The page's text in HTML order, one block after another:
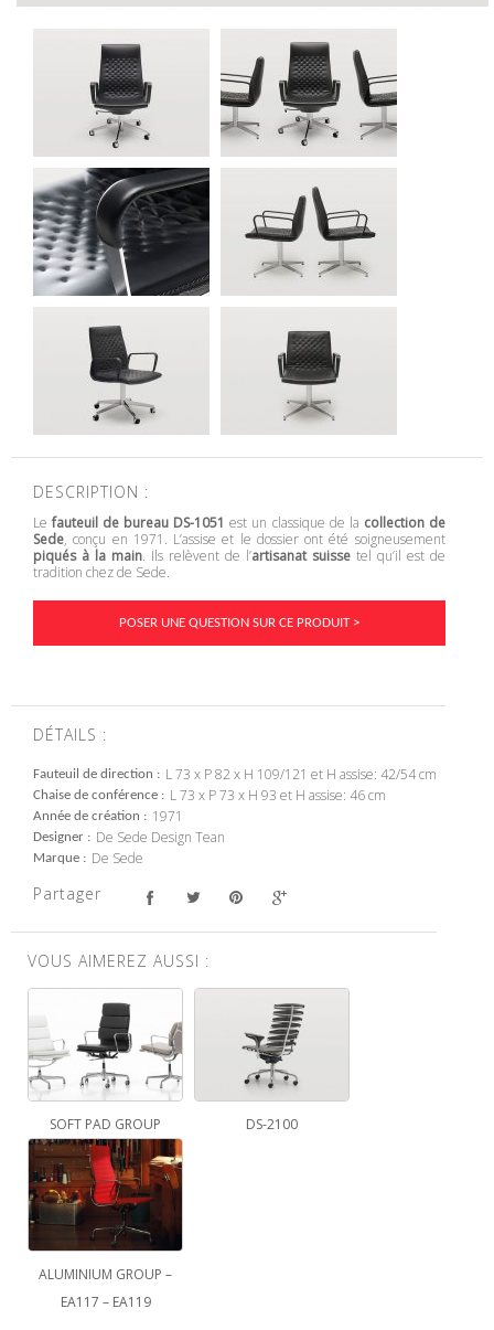
DESCRIPTION :
Lefauteuil de bureau DS-1051 est un classique de la collection de
Sede, conçu en 1971. L’assise et le dossier ont été soigneusement
piqués à la main. Ils relèvent de l’artisanat suissetel qu’il est de
tradition chez de Sede.
POSER UNE QUESTION SUR CE PRODUIT >
DÉTAILS :
Fauteuil de direction L 73 x P 82 x H 109/121 et H assise: 42/54 cm
Chaise de conférence L 73 x P 73 x H 93 et H assise: 46 cm
Année de création 1971
Designer De Sede Design Tean
Marque De Sede
Partager
VOUS AIMEREZ AUSSI :
SOFT PAD GROUP DS-2100
ALUMINIUM GROUP –
EA117 – EA119